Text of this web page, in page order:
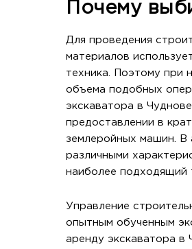
Почему
Для проведения
материалов
техника. Поэтому при
объема подобных
экскаватора в
предоставлении в
землеройных машин. В
различными
наиболее подходящий
Управление
опытным обученным
аренду экскаватора в